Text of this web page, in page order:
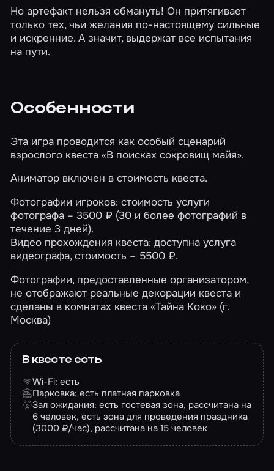
Но артефакт нельзя обмануть! Он притягивает
только тех, чьи желания по-настоящему сильные
и искренние. А значит, выдержат все испытания
на пути.
Особенности
Эта игра проводится как особый сценарий
взрослого квеста«В поисках сокровищ майя».
Аниматор включен в стоимость квеста.
Фотографии игроков: стоимость услуги
фотографа – 3500 ₽ (30 и более фотографий в
течение 3 дней).
Видео прохождения квеста: доступна услуга
видеографа, стоимость – 5500 ₽.
Фотографии, предоставленные организатором,
не отображают реальные декорации квеста и
сделаны в комнатах квеста «Тайна Коко» (г.
Москва)
В квесте есть
Wi-Fi: есть
Парковка: есть платная парковка
Зал ожидания: есть гостевая зона, рассчитана на
6 человек, есть зона для проведения праздника
(3000 ₽/час), рассчитана на 15 человек